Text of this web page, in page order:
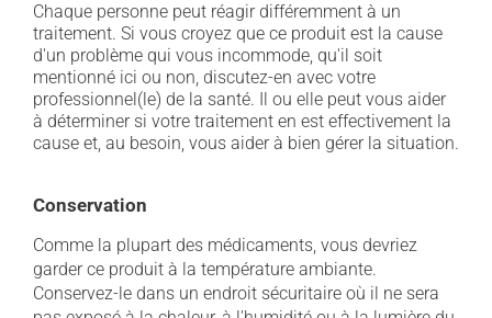
Chaque personne peut réagir différemment à un
traitement. Si vous croyez que ce produit est la cause
d'un problème qui vous incommode, qu'il soit
mentionné ici ou non, discutez-en avec votre
professionnel(le) de la santé. Il ou elle peut vous aider
à déterminer si votre traitement en est effectivement la
cause et, au besoin, vous aider à bien gérer la situation.
Conservation
Comme la plupart des médicaments, vous devriez
garder ce produit à la température ambiante.
Conservez-le dans un endroit sécuritaire où il ne sera